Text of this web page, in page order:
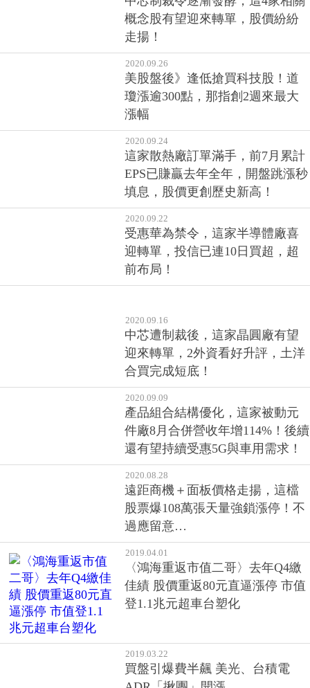
這家散熱廠訂單滿手，前7月累計
EPS已賺贏去年全年，開盤跳漲秒
填息，股價更創歷史新高！
2020.09.22
受惠華為禁令，這家半導體廠喜
迎轉單，投信已連10日買超，超
前布局！
2020.09.16
中芯遭制裁後，這家晶圓廠有望
迎來轉單，2外資看好升評，土洋
合買完成短底！
2020.09.09
產品組合結構優化，這家被動元
件廠8月合併營收年增114%！後續
2020.08.28
遠距商機＋面板價格走揚，這檔
股票爆108萬張天量強鎖漲停！不
過應留意…
2019.04.01
〈鴻海重返市值二哥〉去年Q4繳
佳績 股價重返80元直逼漲停 市值
登1.1兆元超車台塑化
2019.03.22
買盤引爆費半飆 美光、台積電
ADR「揪團」開漲
川普、馬斯克變麻吉！Tesla搭回
美製造順風車，選後飆
2016.08.29
債券基金配的息...可能是從本金裡
是單一債券
2016.08.19